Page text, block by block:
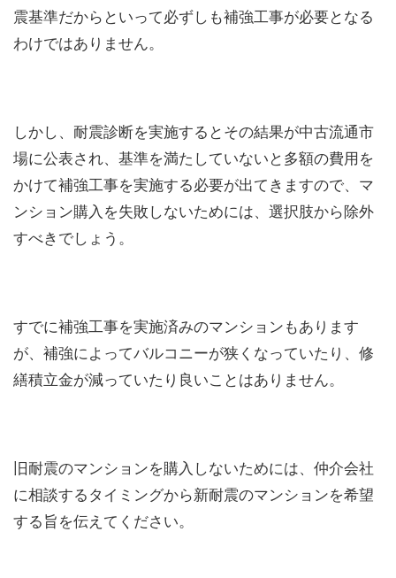
震基準だからといって必ずしも補強工事が必要となる
わけではありません。
しかし、耐震診断を実施するとその結果が中古流通市
場に公表され、基準を満たしていないと多額の費用を
かけて補強工事を実施する必要が出てきますので、マ
ンション購入を失敗しないためには、選択肢から除外
すべきでしょう。
すでに補強工事を実施済みのマンションもあります
が、補強によってバルコニーが狭くなっていたり、修
繕積立金が減っていたり良いことはありません。
旧耐震のマンションを購入しないためには、仲介会社
に相談するタイミングから新耐震のマンションを希望
する旨を伝えてください。